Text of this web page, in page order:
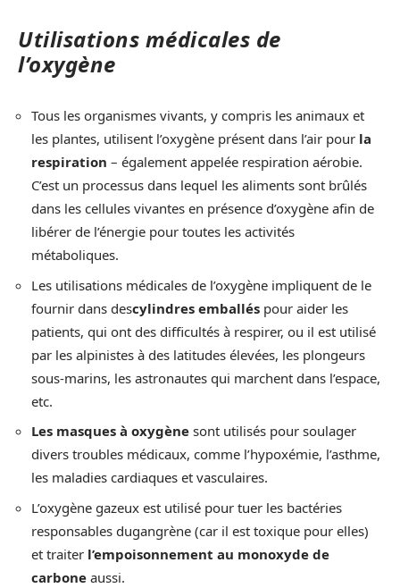
Utilisations médicales de
l’oxygène
Tous les organismes vivants, y compris les animaux et
les plantes, utilisent l’oxygène présent dans l’air pour la
respiration – également appelée respiration aérobie.
C’est un processus dans lequel les aliments sont brûlés
dans les cellules vivantes en présence d’oxygène afin de
libérer de l’énergie pour toutes les activités
métaboliques.
Les utilisations médicales de l’oxygène impliquent de le
fournir dans descylindres emballés pour aider les
patients, qui ont des difficultés à respirer, ou il est utilisé
par les alpinistes à des latitudes élevées, les plongeurs
sous-marins, les astronautes qui marchent dans l’espace,
etc.
Les masques à oxygène sont utilisés pour soulager
divers troubles médicaux, comme l’hypoxémie, l’asthme,
les maladies cardiaques et vasculaires.
L’oxygène gazeux est utilisé pour tuer les bactéries
responsables dugangrène (car il est toxique pour elles)
et traiter l’empoisonnement au monoxyde de
carbone aussi.